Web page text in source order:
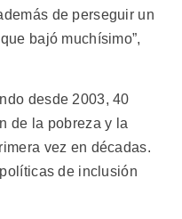
de perseguir un
bajó muchísimo”,
desde 2003, 40
de la pobreza y la
vez en décadas.
de inclusión